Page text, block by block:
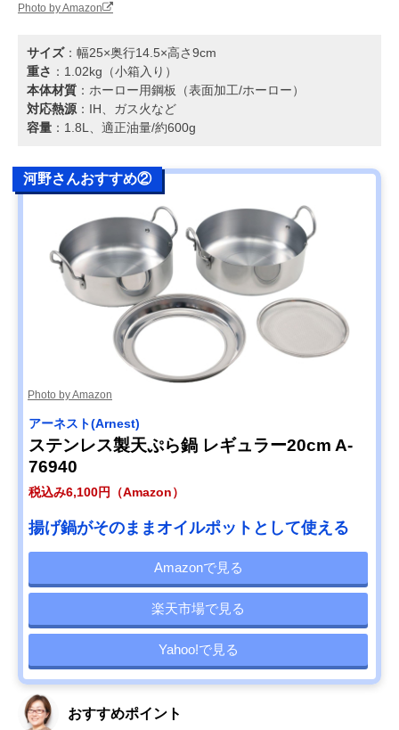
Photo by Amazon
サイズ：幅25×奥行14.5×高さ9cm
重さ ：1.02kg（小箱入り）
本体材質 ：ホーロー用鋼板（表面加工/ホーロー）
対応熱源 ：IH、ガス火など
容量 ：1.8L、適正油量/約600g
河野さんおすすめ②
Photo by Amazon
アーネスト(Arnest)
ステンレス製天ぷら鍋 レギュラー20cm A-
76940
税込み6,100円（Amazon）
揚げ鍋がそのままオイルポットとして使える
Amazonで見る
楽天市場で見る
Yahoo!で見る
おすすめポイント